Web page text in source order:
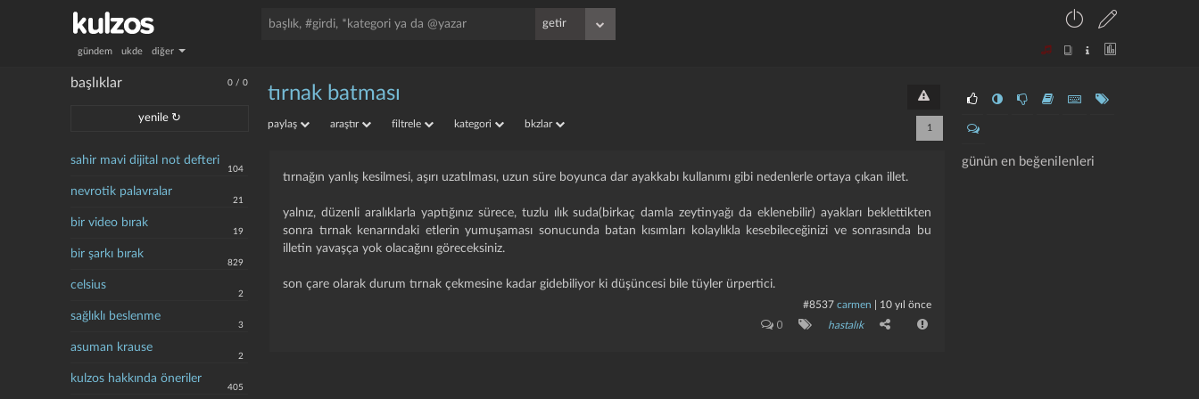
gündem ukde diğer
0 /0
başlıklar
yenile ↻
sahir mavi dijital not defteri
104
nevrotik palavralar
21
bir video bırak
19
bir şarkı bırak
829
celsius
2
sağlıklı beslenme
3
asuman krause
2
kulzos hakkında öneriler
405
günün en beğenilenleri
tırnak batması
paylaş araştır filtrele kategori bkzlar 1
tırnağın yanlış kesilmesi, aşırı uzatılması, uzun süre boyunca dar ayakkabı kullanımı gibi nedenlerle ortaya çıkan illet.
yalnız, düzenli aralıklarla yaptığınız sürece, tuzlu ılık suda(birkaç damla zeytinyağı da eklenebilir) ayakları beklettikten
sonra tırnak kenarındaki etlerin yumuşaması sonucunda batan kısımları kolaylıkla kesebileceğinizi ve sonrasında bu
illetin yavaşça yok olacağını göreceksiniz.
son çare olarak durum tırnak çekmesine kadar gidebiliyor ki düşüncesi bile tüyler ürpertici.
#8537 carmen 10 yıl önce
0 hastalık